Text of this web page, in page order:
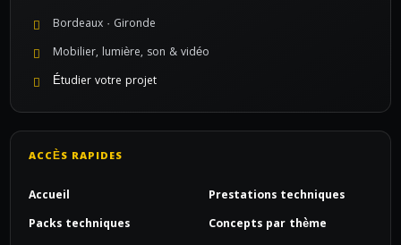
Bordeaux · Gironde
Mobilier, lumière, son & vidéo
Étudier votre projet
ACCÈS RAPIDES
Accueil
Prestations techniques
Packs techniques
Concepts par thème